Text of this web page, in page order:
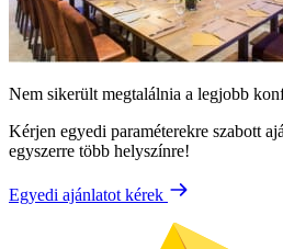
Nem sikerült megtalálnia a legjobb
Kérjen egyedi paraméterekre szabott
egyszerre több helyszínre!
Egyedi ajánlatot kérek